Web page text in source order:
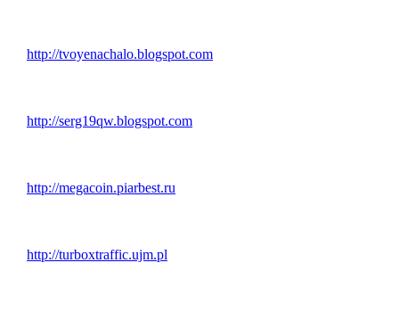
http://tvoyenachalo.blogspot.com
http://serg19qw.blogspot.com
http://megacoin.piarbest.ru
http://turboxtraffic.ujm.pl